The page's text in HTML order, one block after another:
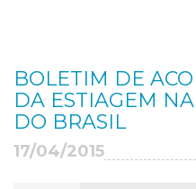
BOLETIM DE
DA ESTIAGEM
DO BRASIL
17/04/2015